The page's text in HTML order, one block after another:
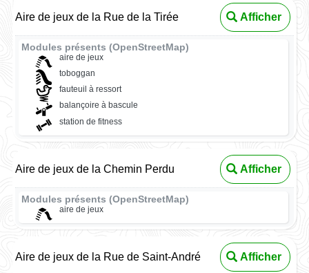
Aire de jeux de la Rue de la Tirée Afficher
Modules présents (OpenStreetMap)
aire de jeux
toboggan
fauteuil à ressort
balançoire à bascule
station de fitness
Aire de jeux de la Chemin Perdu Afficher
Modules présents (OpenStreetMap)
aire de jeux
Aire de jeux de la Rue de Saint-André Afficher